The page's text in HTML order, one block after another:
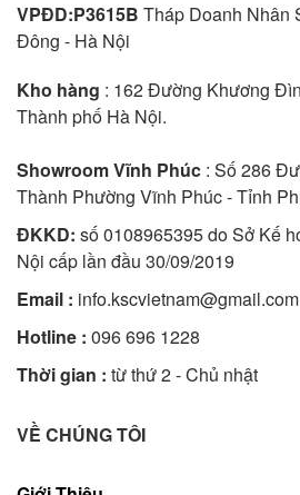
VPĐD:P3615B Tháp Doanh Nhân
Đông - Hà Nội
Kho hàng : 162 Đường Khương
Thành phố Hà Nội.
Showroom Vĩnh Phúc : Số 286
Thành Phường Vĩnh Phúc - Tỉnh
ĐKKD: số 0108965395 do Sở Kế
Nội cấp lần đầu 30/09/2019
Email : info.kscvietnam@gmail.com
Hotline : 096 696 1228
Thời gian : từ thứ 2 - Chủ nhật
VỀ CHÚNG TÔI